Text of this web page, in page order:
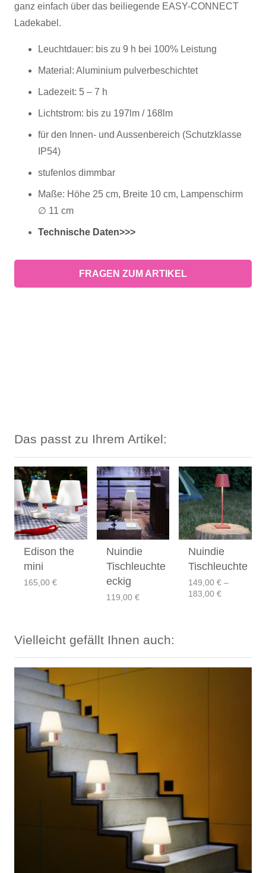
ganz einfach über das beiliegende EASY-CONNECT
Ladekabel.
Leuchtdauer: bis zu 9 h bei 100% Leistung
Material: Aluminium pulverbeschichtet
Ladezeit: 5 – 7 h
Lichtstrom: bis zu 197lm / 168lm
für den Innen- und Aussenbereich (Schutzklasse
IP54)
stufenlos dimmbar
Maße: Höhe 25 cm, Breite 10 cm, Lampenschirm
∅ 11 cm
Technische Daten>>>
FRAGEN ZUM ARTIKEL
Das passt zu Ihrem Artikel:
Edison the
mini
165,00 €
Nuindie
Tischleuchte
eckig
119,00 €
Nuindie
Tischleuchte
149,00€ –
183,00€
Vielleicht gefällt Ihnen auch: